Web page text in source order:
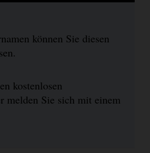
können Sie diesen
kostenlosen
melden Sie sich mit einem